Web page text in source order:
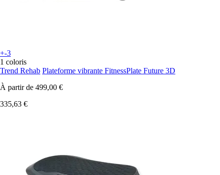
+-3
1 coloris
Trend Rehab Plateforme vibrante FitnessPlate Future 3D
À partir de 499,00 €
335,63 €